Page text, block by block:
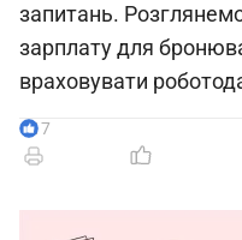
запитань.
зарплату для
враховувати
17